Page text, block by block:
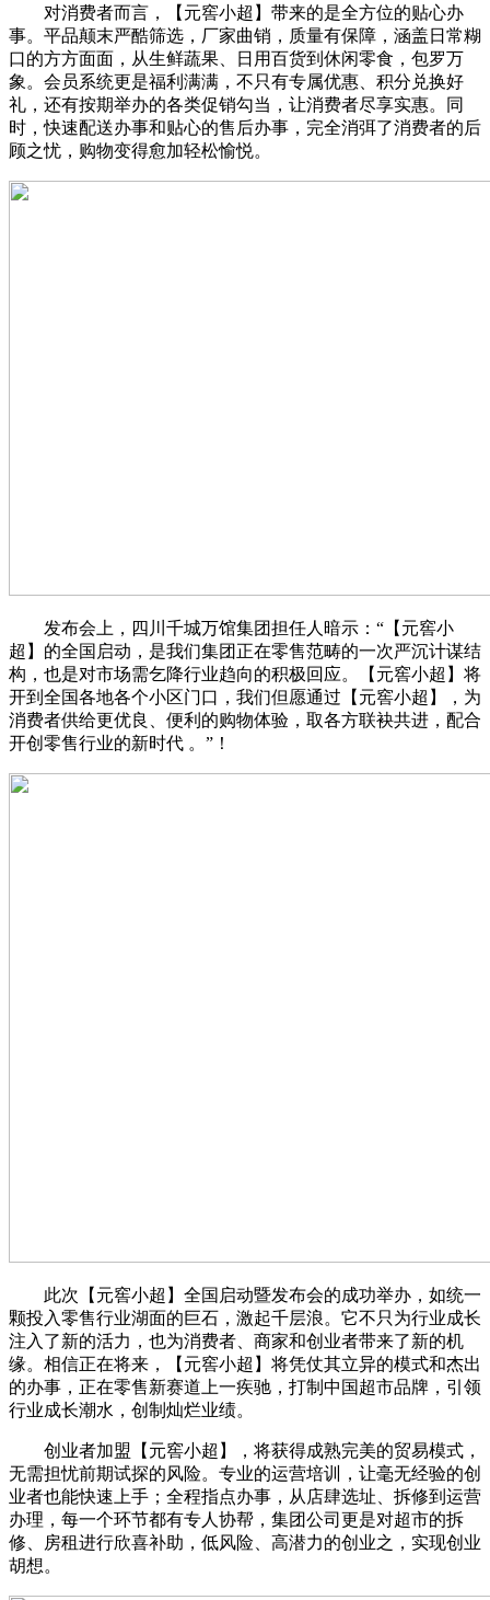
对消费者而言，【元窖小超】带来的是全方位的贴心办
事。平品颠末严酷筛选，厂家曲销，质量有保障，涵盖日常糊
口的方方面面，从生鲜蔬果、日用百货到休闲零食，包罗万
象。会员系统更是福利满满，不只有专属优惠、积分兑换好
礼，还有按期举办的各类促销勾当，让消费者尽享实惠。同
时，快速配送办事和贴心的售后办事，完全消弭了消费者的后
顾之忧，购物变得愈加轻松愉悦。
发布会上，四川千城万馆集团担任人暗示：“【元窖小
超】的全国启动，是我们集团正在零售范畴的一次严沉计谋结
构，也是对市场需乞降行业趋向的积极回应。【元窖小超】将
开到全国各地各个小区门口，我们但愿通过【元窖小超】，为
消费者供给更优良、便利的购物体验，取各方联袂共进，配合
开创零售行业的新时代 。”！
此次【元窖小超】全国启动暨发布会的成功举办，如统一
颗投入零售行业湖面的巨石，激起千层浪。它不只为行业成长
注入了新的活力，也为消费者、商家和创业者带来了新的机
缘。相信正在将来，【元窖小超】将凭仗其立异的模式和杰出
的办事，正在零售新赛道上一疾驰，打制中国超市品牌，引领
行业成长潮水，创制灿烂业绩。
创业者加盟【元窖小超】，将获得成熟完美的贸易模式，
无需担忧前期试探的风险。专业的运营培训，让毫无经验的创
业者也能快速上手；全程指点办事，从店肆选址、拆修到运营
办理，每一个环节都有专人协帮，集团公司更是对超市的拆
修、房租进行欣喜补助，低风险、高潜力的创业之，实现创业
胡想。